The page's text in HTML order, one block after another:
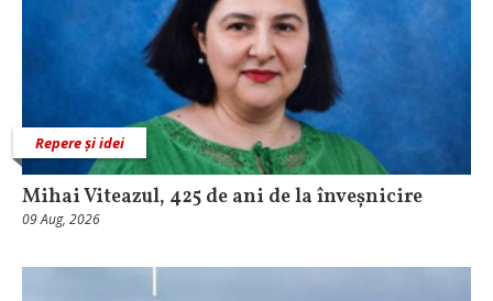
Repere și idei
Mihai Viteazul, 425 de ani de la înveșnicire
09 Aug, 2026